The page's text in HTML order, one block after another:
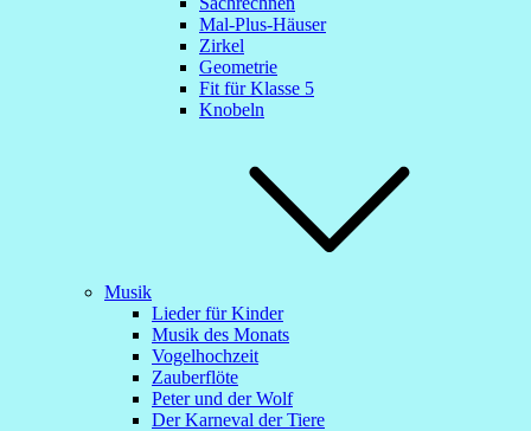
Mal-Plus-Häuser
Zirkel
Geometrie
Fit für Klasse 5
Knobeln
Musik
Lieder für Kinder
Musik des Monats
Vogelhochzeit
Zauberflöte
Peter und der Wolf
Der Karneval der Tiere